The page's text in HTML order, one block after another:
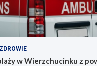
ZDROWIE
w Wierzchucinku z